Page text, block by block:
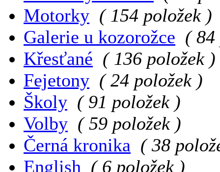
Motorky ( 154 položek )
Galerie u kozorožce ( 84
Křesťané ( 136 položek )
Fejetony ( 24 položek )
Školy ( 91 položek )
Volby ( 59 položek )
Černá kronika ( 38
English ( 6 položek )